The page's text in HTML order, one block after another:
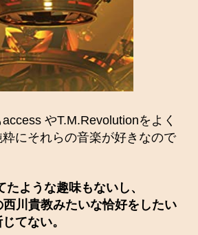
やT.M.Revolutionをよく
にそれらの音楽が好きなので
ような趣味もないし、
川貴教みたいな恰好をしたい
てない。